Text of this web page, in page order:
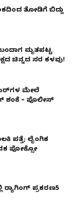
ತೋಡಿಗೆ ಬಿದ್ದು
ಮೃತಪಟ್ಟ
ಚಿನ್ನದ ಸರ ಕಳವು!
ಮೇಲೆ
ಶಂಕೆ – ಪೊಲೀಸ್
ಪತ್ತೆ; ಲೈಂಗಿಕ
ಪೋಕ್ಸೋ
ಪ್ರಕರಣ5